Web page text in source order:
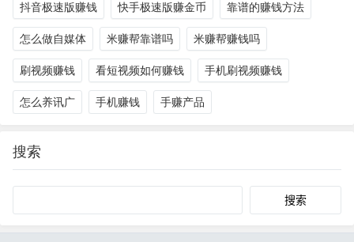
抖音极速版赚钱 快手极速版赚金币 靠谱的赚钱方法
怎么做自媒体 米赚帮靠谱吗 米赚帮赚钱吗
刷视频赚钱 看短视频如何赚钱 手机刷视频赚钱
怎么养讯广 手机赚钱 手赚产品
搜索